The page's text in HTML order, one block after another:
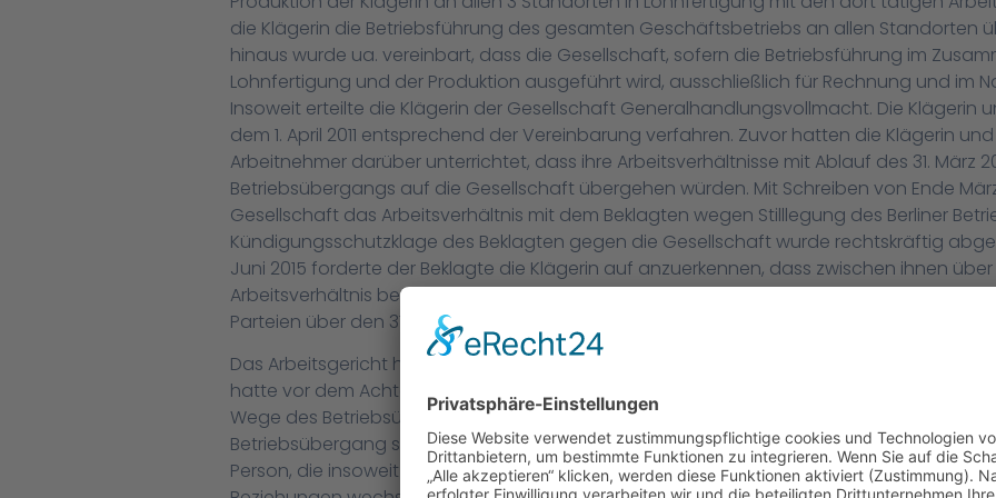
die Klägerin die Betriebsführung des gesamten Geschäftsbetriebs an allen Standorten
hinaus wurde ua. vereinbart, dass die Gesellschaft, sofern die Betriebsführung im
Lohnfertigung und der Produktion ausgeführt wird, ausschließlich für Rechnung und im
Insoweit erteilte die Klägerin der Gesellschaft Generalhandlungsvollmacht. Die Klägerin
dem 1. April 2011 entsprechend der Vereinbarung verfahren. Zuvor hatten die Klägerin
Arbeitnehmer darüber unterrichtet, dass ihre Arbeitsverhältnisse mit Ablauf des 31. März
Betriebsübergangs auf die Gesellschaft übergehen würden. Mit Schreiben von Ende
Gesellschaft das Arbeitsverhältnis mit dem Beklagten wegen Stilllegung des Berliner
Kündigungsschutzklage des Beklagten gegen die Gesellschaft wurde rechtskräftig
Juni 2015 forderte der Beklagte die Klägerin auf anzuerkennen, dass zwischen ihnen über
Arbeitsverhältnis besteht. Die Klägerin hat daraufhin Klage erhoben mit dem Antrag
Parteien über den 31. März 2011 hinaus ein Arbeitsverhältnis nicht bestanden hat und
Das Arbeitsgericht hat der Klage stattgegeben. Das Landesarbeitsgericht hat sie
hatte vor dem Achten Senat des Bundesarbeitsgerichts keinen Erfolg. Das
Wege des Betriebsübergangs nach § 613a Abs. 1 Satz 1 BGB von der Klägerin auf die
Betriebsübergang setzt voraus, dass die für den Betrieb des Unternehmens
Person, die insoweit die Arbeitgeberverpflichtungen gegenüber den Beschäftigten